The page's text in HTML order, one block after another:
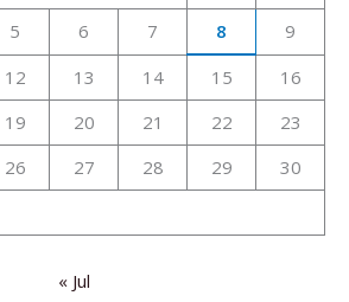
5 6 7 8
9
12 13 14 15
16
19 20 21 22
23
26 27 28 29
30
« Jul